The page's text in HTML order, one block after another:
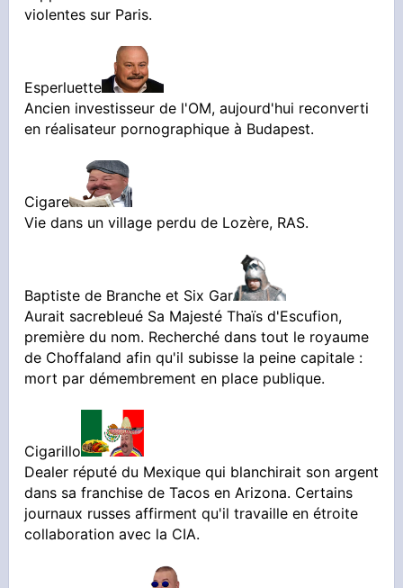
violentes sur Paris.
Esperluette
Ancien investisseur de l'OM, aujourd'hui reconverti
en réalisateur pornographique à Budapest.
Cigare
Vie dans un village perdu de Lozère, RAS.
Baptiste de Branche et Six Gar
Aurait sacrebleué Sa Majesté Thaïs d'Escufion,
première du nom. Recherché dans tout le royaume
de Choffaland afin qu'il subisse la peine capitale :
mort par démembrement en place publique.
Cigarillo
Dealer réputé du Mexique qui blanchirait son argent
dans sa franchise de Tacos en Arizona. Certains
journaux russes affirment qu'il travaille en étroite
collaboration avec la CIA.